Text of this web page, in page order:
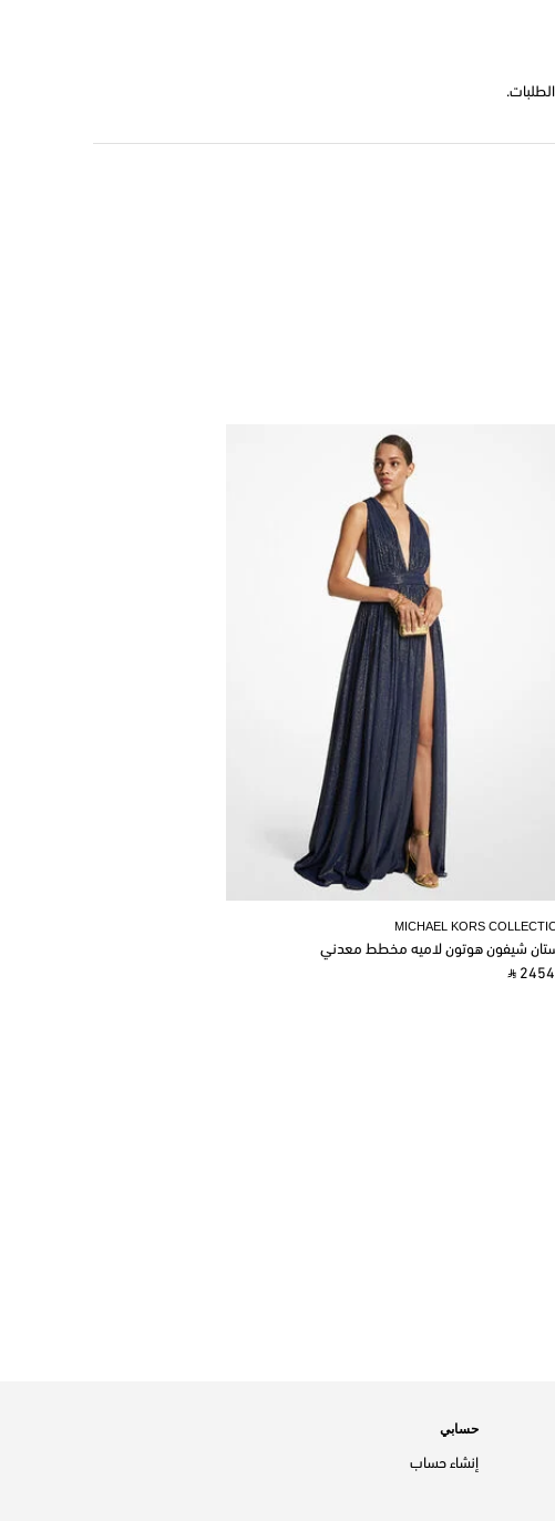
MICHAEL KORS
شيفون هوتون لاميه مخطط معدني
⃁
حسابي
إنشاء حساب